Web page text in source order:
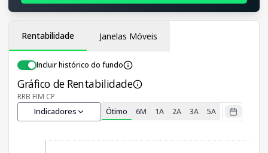
Rentabilidade Janelas Móveis
Incluir histórico do fundo
Gráfico de Rentabilidade
RRB FIM CP
Indicadores Ótimo 6M 1A 2A 3A 5A